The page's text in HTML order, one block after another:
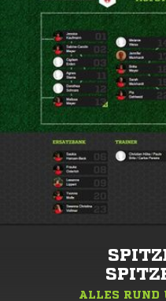
ALLES RUND